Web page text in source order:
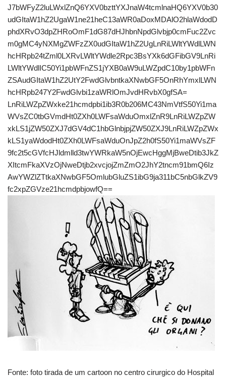
J7bWFyZ2luLWxlZnQ6YXV0bzttYXJnaW4tcmlnaHQ6YXV0b30
udGItaW1hZ2UgaW1ne21heC13aWR0aDoxMDAlO2hlaWdodD
phdXRvO3dpZHRoOmF1dG87dHJhbnNpdGlvbjp0cmFuc2Zvc
m0gMC4yNXMgZWFzZX0udGItaW1hZ2UgLnRiLWltYWdlLWN
hcHRpb24tZml0LXRvLWltYWdle2Rpc3BsYXk6dGFibGV9LnRi
LWltYWdlIC50Yi1pbWFnZS1jYXB0aW9uLWZpdC10by1pbWFn
ZSAudGItaW1hZ2UtY2FwdGlvbntkaXNwbGF5OnRhYmxlLWN
hcHRpb247Y2FwdGlvbi1zaWRlOmJvdHRvbX0gfSA=
LnRiLWZpZWxke21hcmdpbi1ib3R0b206MC43NmVtfS50Yi1ma
WVsZC0tbGVmdHt0ZXh0LWFsaWduOmxlZnR9LnRiLWZpZW
xkLS1jZW50ZXJ7dGV4dC1hbGlnbjpjZW50ZXJ9LnRiLWZpZWx
kLS1yaWdodHt0ZXh0LWFsaWduOnJpZ2h0fS50Yi1maWVsZF
9fc2t5cGVfcHJldmlld3twYWRkaW5nOjEwcHggMjBweDtib3JkZ
XItcmFkaXVzOjNweDtjb2xvcjojZmZmO2JhY2tncm91bmQ6Iz
AwYWZlZTtkaXNwbGF5OmlubGluZS1ibG9ja311bC5nbGlkZV9
fc2xpZGVze21hcmdpbjowfQ==
Fonte: foto tirada de um cartoon no centro cirurgico do Hospital